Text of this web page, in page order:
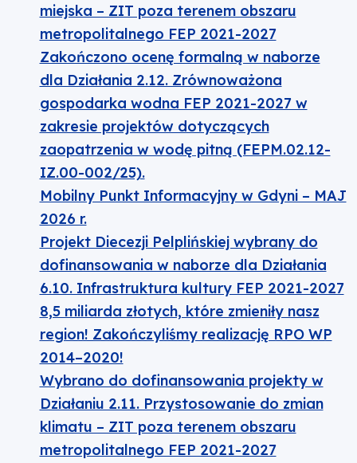
miejska – ZIT poza terenem obszaru
metropolitalnego FEP 2021-2027
Zakończono ocenę formalną w naborze
dla Działania 2.12. Zrównoważona
gospodarka wodna FEP 2021-2027 w
zakresie projektów dotyczących
zaopatrzenia w wodę pitną (FEPM.02.12-
IZ.00-002/25).
Mobilny Punkt Informacyjny w Gdyni – MAJ
2026 r.
Projekt Diecezji Pelplińskiej wybrany do
dofinansowania w naborze dla Działania
6.10. Infrastruktura kultury FEP 2021-2027
8,5 miliarda złotych, które zmieniły nasz
region! Zakończyliśmy realizację RPO WP
2014–2020!
Wybrano do dofinansowania projekty w
Działaniu 2.11. Przystosowanie do zmian
klimatu – ZIT poza terenem obszaru
metropolitalnego FEP 2021-2027